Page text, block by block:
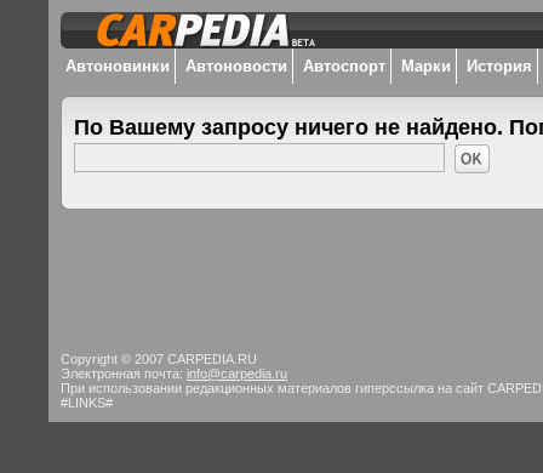
Автоновинки Автоновости Автоспорт Марки История
По Вашему запросу ничего не найдено.
Copyright © 2007 CARPEDIA.RU
Электронная почта: info@carpedia.ru
При использовании редакционных материалов гиперссылка на сайт
#LINKS#